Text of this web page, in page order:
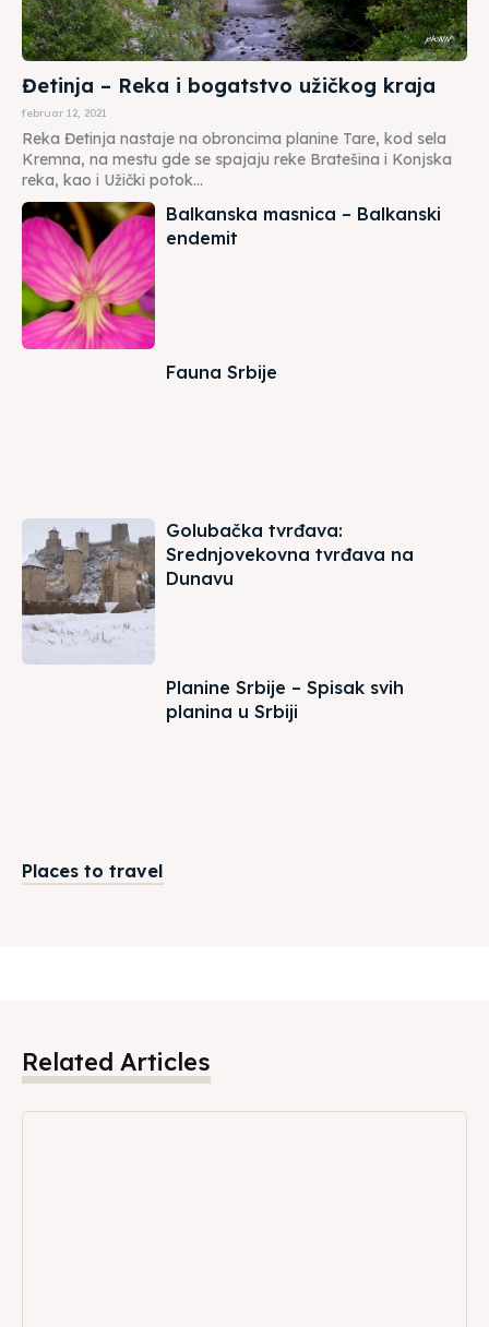
Đetinja – Reka i bogatstvo užičkog kraja
februar 12, 2021
Reka Đetinja nastaje na obroncima planine Tare, kod sela
Kremna, na mestu gde se spajaju reke Bratešina i Konjska
reka, kao i Užički potok...
Balkanska masnica – Balkanski
endemit
Fauna Srbije
Golubačka tvrđava:
Srednjovekovna tvrđava na
Dunavu
Planine Srbije – Spisak svih
planina u Srbiji
Places to travel
Related Articles